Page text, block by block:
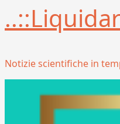
Notizie scientifiche in